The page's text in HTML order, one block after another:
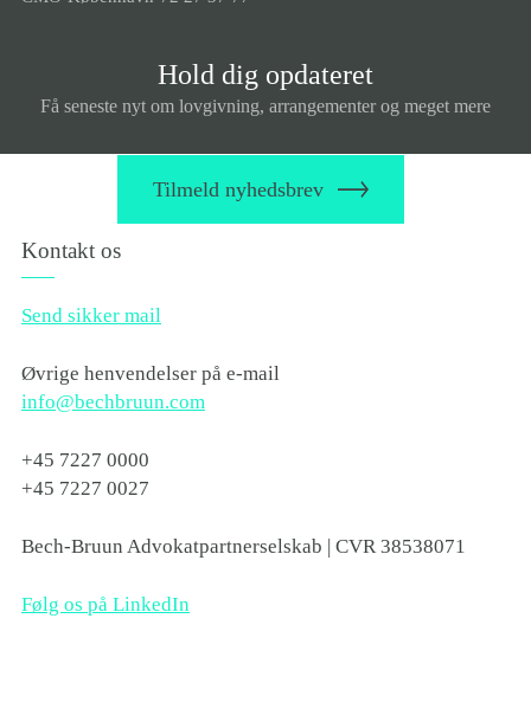
Tilmeld dig nyhedsbreve
Hold dig opdateret
Få seneste nyt om lovgivning, arrangementer og meget mere
Tilmeld nyhedsbrev
Kontakt os
Send sikker mail
Øvrige henvendelser på e-mail
info@bechbruun.com
+45 7227 0000
+45 7227 0027
Bech-Bruun Advokatpartnerselskab | CVR 38538071
Følg os på LinkedIn